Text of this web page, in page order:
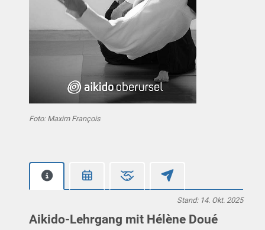
Foto: Maxim François
Stand: 14. Okt. 2025
Aikido-Lehrgang mit Hélène Doué